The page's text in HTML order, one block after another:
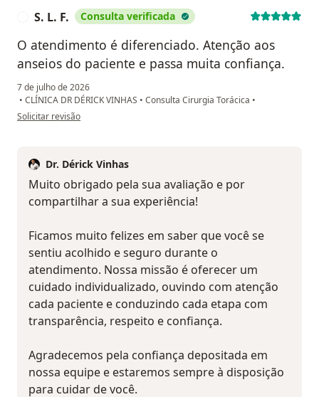
S. L. F. Consulta verificada
O atendimento é diferenciado. Atenção aos
anseios do paciente e passa muita confiança.
7 de julho de 2026
• CLÍNICA DR DÉRICK VINHAS • Consulta Cirurgia Torácica •
na opinião do utilizador S. L. F.
Solicitar revisão
Dr. Dérick Vinhas
Muito obrigado pela sua avaliação e por
compartilhar a sua experiência!
Ficamos muito felizes em saber que você se
sentiu acolhido e seguro durante o
atendimento. Nossa missão é oferecer um
cuidado individualizado, ouvindo com atenção
cada paciente e conduzindo cada etapa com
transparência, respeito e confiança.
Agradecemos pela confiança depositada em
nossa equipe e estaremos sempre à disposição
para cuidar de você.